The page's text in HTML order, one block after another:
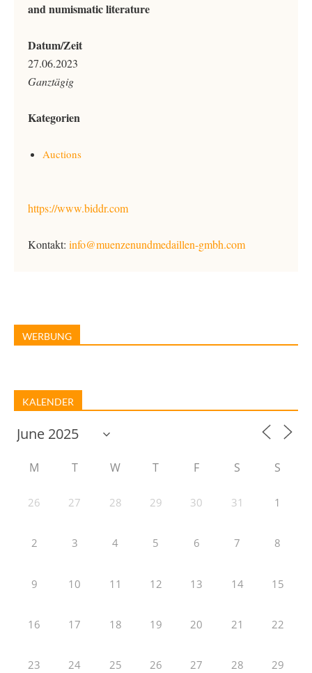
and numismatic literature
Datum/Zeit
27.06.2023
Ganztägig
Kategorien
Auctions
https://www.biddr.com
Kontakt: info@muenzenundmedaillen-gmbh.com
WERBUNG
KALENDER
M T W T F S S
26 27 28 29 30 31 1
2 3 4 5 6 7 8
9 10 11 12 13 14 15
16 17 18 19 20 21 22
23 24 25 26 27 28 29